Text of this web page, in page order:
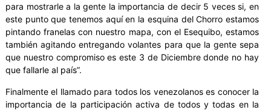
para mostrarle a la gente la importancia de decir 5 veces si, en
este punto que tenemos aquí en la esquina del Chorro estamos
pintando franelas con nuestro mapa, con el Esequibo, estamos
también agitando entregando volantes para que la gente sepa
que nuestro compromiso es este 3 de Diciembre donde no hay
que fallarle al país”.
Finalmente el llamado para todos los venezolanos es conocer la
importancia de la participación activa de todos y todas en la